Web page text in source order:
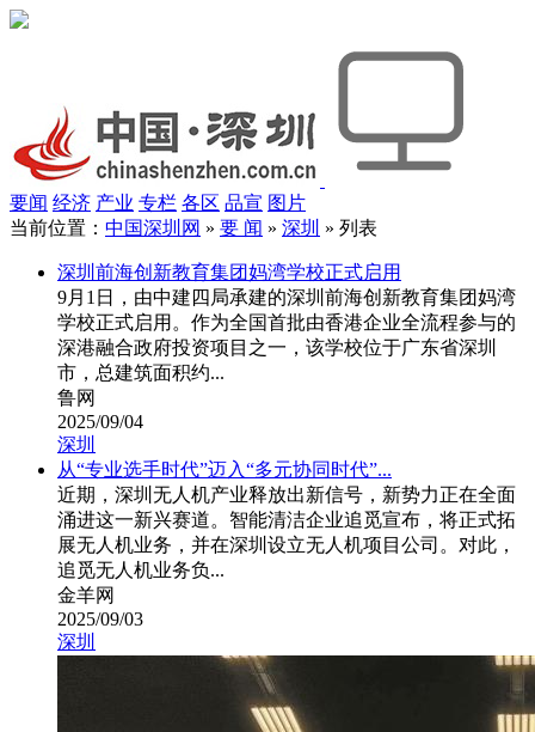
要闻 经济 产业 专栏 各区 品宣 图片
当前位置： 中国深圳网 » 要 闻 » 深圳 » 列表
深圳前海创新教育集团妈湾学校正式启用
9月1日，由中建四局承建的深圳前海创新教育集团妈湾
学校正式启用。作为全国首批由香港企业全流程参与的
深港融合政府投资项目之一，该学校位于广东省深圳
市，总建筑面积约...
鲁网
2025/09/04
深圳
从“专业选手时代”迈入“多元协同时代”...
近期，深圳无人机产业释放出新信号，新势力正在全面
涌进这一新兴赛道。智能清洁企业追觅宣布，将正式拓
展无人机业务，并在深圳设立无人机项目公司。对此，
追觅无人机业务负...
金羊网
2025/09/03
深圳